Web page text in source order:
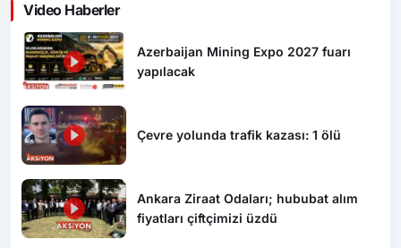
Video Haberler
Azerbaijan Mining Expo 2027 fuarı
yapılacak
Çevre yolunda trafik kazası: 1 ölü
Ankara Ziraat Odaları; hububat alım
fiyatları çiftçimizi üzdü